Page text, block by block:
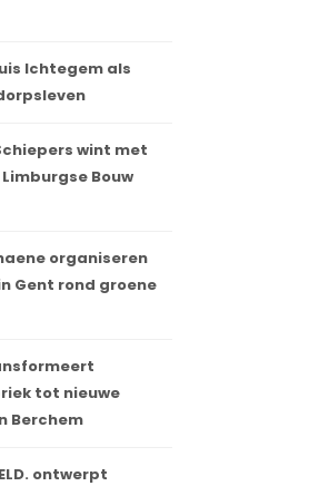
Ichtegem als
wint met
Bouw
organiseren
Gent rond groene
tot nieuwe
Berchem
ontwerpt